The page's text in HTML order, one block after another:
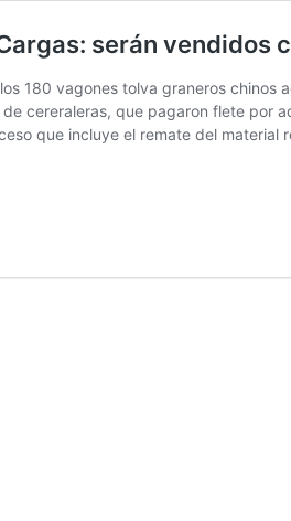
serán vendidos
180 vagones tolva graneros
cereraleras, que pagaron flete por
que incluye el remate del